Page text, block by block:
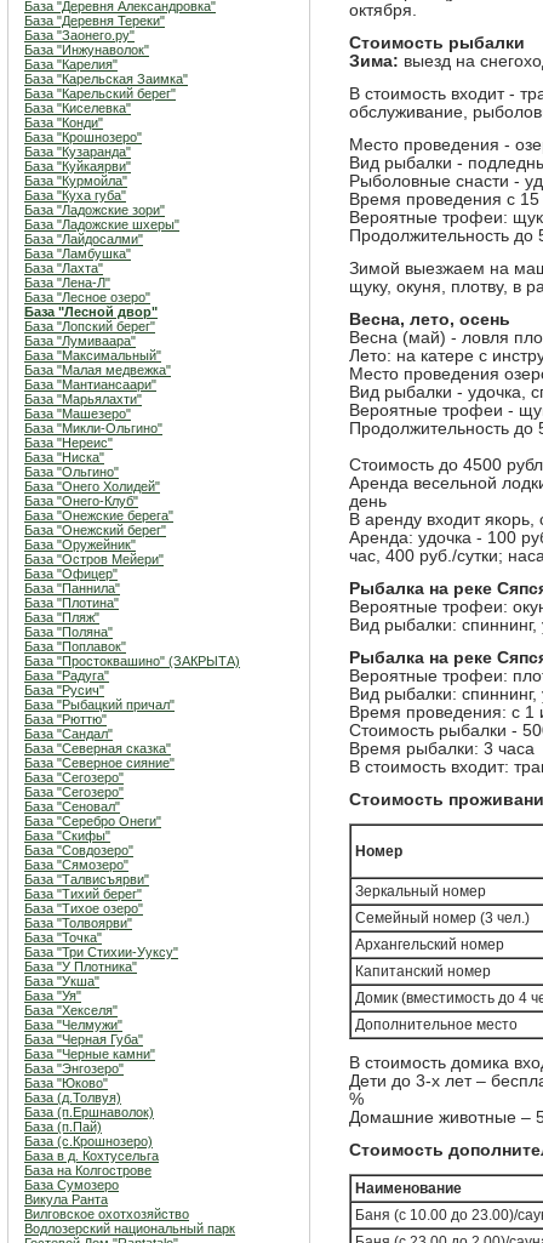
База "Деревня Александровка"
База "Деревня Тереки"
База "Заонего.ру"
База "Инжунаволок"
База "Карелия"
База "Карельская Заимка"
База "Карельский берег"
База "Киселевка"
База "Конди"
База "Крошнозеро"
База "Кузаранда"
База "Куйкаярви"
База "Курмойла"
База "Куха губа"
База "Ладожские зори"
База "Ладожские шхеры"
База "Лайдосалми"
База "Ламбушка"
База "Лахта"
База "Лена-Л"
База "Лесное озеро"
База "Лесной двор"
База "Лопский берег"
База "Лумиваара"
База "Максимальный"
База "Малая медвежка"
База "Мантиансаари"
База "Марьялахти"
База "Машезеро"
База "Микли-Ольгино"
База "Нереис"
База "Ниска"
База "Ольгино"
База "Онего Холидей"
База "Онего-Клуб"
База "Онежские берега"
База "Онежский берег"
База "Оружейник"
База "Остров Мейери"
База "Офицер"
База "Паннила"
База "Плотина"
База "Пляж"
База "Поляна"
База "Поплавок"
База "Простоквашино" (ЗАКРЫТА)
База "Радуга"
База "Русич"
База "Рыбацкий причал"
База "Рюттю"
База "Сандал"
База "Северная сказка"
База "Северное сияние"
База "Сегозеро"
База "Сегозеро"
База "Сеновал"
База "Серебро Онеги"
База "Скифы"
База "Совдозеро"
База "Сямозеро"
База "Талвисъярви"
База "Тихий берег"
База "Тихое озеро"
База "Толвоярви"
База "Точка"
База "Три Стихии-Ууксу"
База "У Плотника"
База "Укша"
База "Уя"
База "Хекселя"
База "Челмужи"
База "Черная Губа"
База "Черные камни"
База "Энгозеро"
База "Юково"
База (д.Толвуя)
База (п.Ершнаволок)
База (п.Пай)
База (с.Крошнозеро)
База в д. Кохтусельга
База на Колгострове
База Сумозеро
Викула Ранта
Вилговское охотхозяйство
Водлозерский национальный парк
октября.
Стоимость рыбалки
Зима: выезд на
В стоимость входит -
обслуживание,
Место проведения -
Вид рыбалки -
Рыболовные снасти -
Время проведения с
Вероятные трофеи:
Продолжительность до
Зимой выезжаем на
щуку, окуня, плотву, в
Весна, лето, осень
Весна (май) - ловля
Лето: на катере с
Место проведения
Вид рыбалки - удочка,
Вероятные трофеи -
Продолжительность до
Стоимость до 4500
Аренда весельной
день
В аренду входит
Аренда: удочка - 100
час, 400 руб./сутки;
Рыбалка на реке
Вероятные трофеи:
Вид рыбалки: спиннинг,
Рыбалка на реке
Вероятные трофеи:
Вид рыбалки:
Время проведения: с 1
Стоимость рыбалки -
Время рыбалки: 3 часа
В стоимость входит:
Стоимость
Номер
Зеркальный номер
Семейный номер (3 чел.)
Архангельский номер
Капитанский номер
Домик (вместимость до 4
Дополнительное место
В стоимость домика
Дети до 3-х лет –
%
Домашние животные –
Стоимость
Наименование
Баня (с 10.00 до 23.00)/